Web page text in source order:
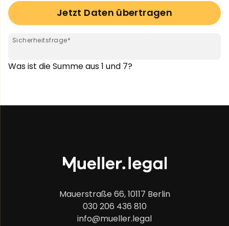
Jetzt Daten übertragen
Was ist die Summe aus 1 und 7?
Pflichtfeld
Sicherheitsfrage*
Mauerstraße 66, 10117 Berlin
030 206 436 810
info@mueller.legal